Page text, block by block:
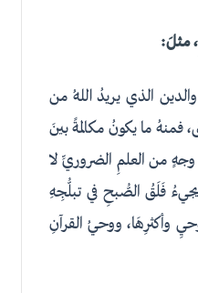
مثلَ:
الذي يريدُ اللهُ من
فمنهُ ما يكونُ مكالمةً بينَ
وجهٍ من العلمِ الضروريِّ لا
فَلَقُ الصُّبحِ في تبلُّجِهِ
وأكثرِهَا، ووحيُ القرآنِ